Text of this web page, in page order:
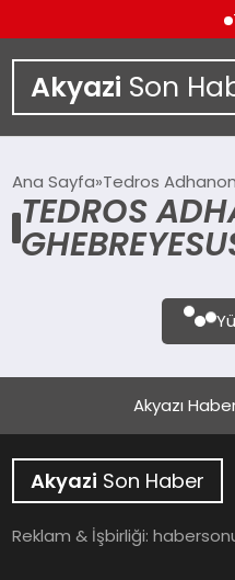
Akyazi Son
SIYASET
YAŞAM
Ana Sayfa Tedros
TEDROS
Akyazı
Akyazi Son Haber
Reklam & İşbirliği: